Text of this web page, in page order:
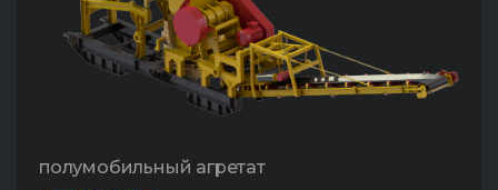
полумобильный агретат